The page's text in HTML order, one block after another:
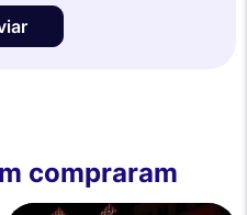
compraram